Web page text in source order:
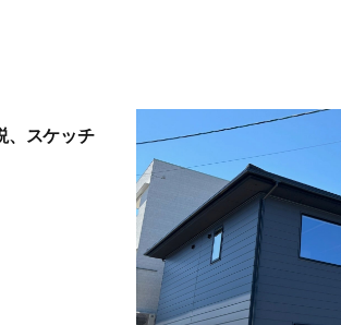
、スケッチ